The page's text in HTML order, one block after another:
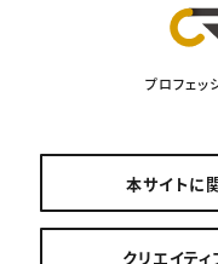
プロフェ
本サイトに
クリエイテ